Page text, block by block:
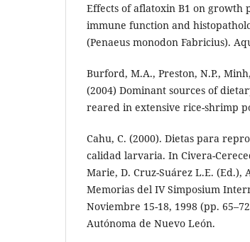
Effects of aflatoxin B1 on growth
immune function and
(Penaeus monodon Fabricius).
Burford, M.A., Preston, N.P.,
(2004) Dominant sources of
reared in extensive rice-shrimp
Cahu, C. (2000). Dietas para
calidad larvaria. In Civera-
Marie, D. Cruz-Suárez L.E. (Ed.),
Memorias del IV Simposium
Noviembre 15-18, 1998 (pp.
Autónoma de Nuevo León.